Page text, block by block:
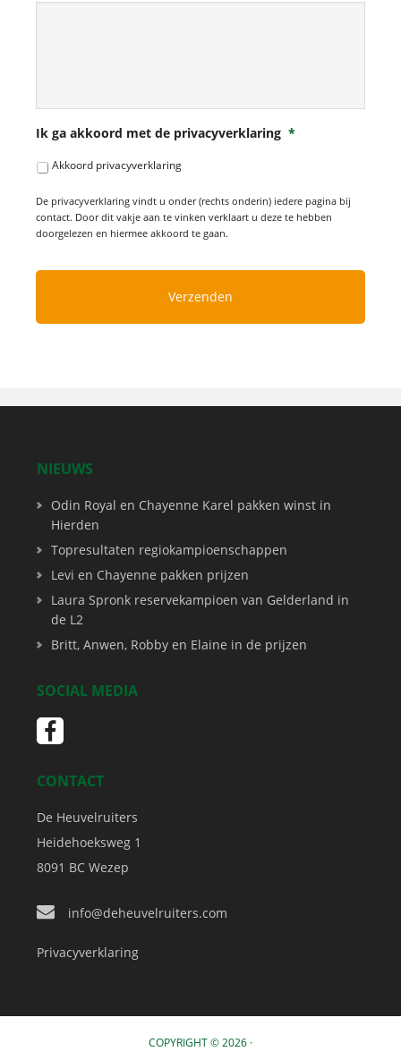
Ik ga akkoord met de privacyverklaring *
Akkoord privacyverklaring
De privacyverklaring vindt u onder (rechts onderin) iedere pagina bij
contact. Door dit vakje aan te vinken verklaart u deze te hebben
doorgelezen en hiermee akkoord te gaan.
NIEUWS
Odin Royal en Chayenne Karel pakken winst in
Hierden
Topresultaten regiokampioenschappen
Levi en Chayenne pakken prijzen
Laura Spronk reservekampioen van Gelderland in
de L2
Britt, Anwen, Robby en Elaine in de prijzen
SOCIAL MEDIA
CONTACT
De Heuvelruiters
Heidehoeksweg 1
8091 BC Wezep
info@deheuvelruiters.com
Privacyverklaring
COPYRIGHT © 2026 ·